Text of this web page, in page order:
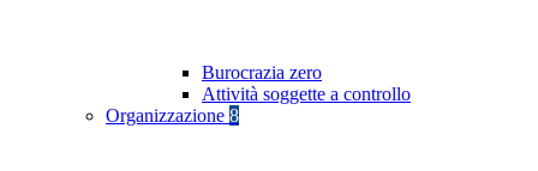
Burocrazia zero
Attività soggette a controllo
Organizzazione 8